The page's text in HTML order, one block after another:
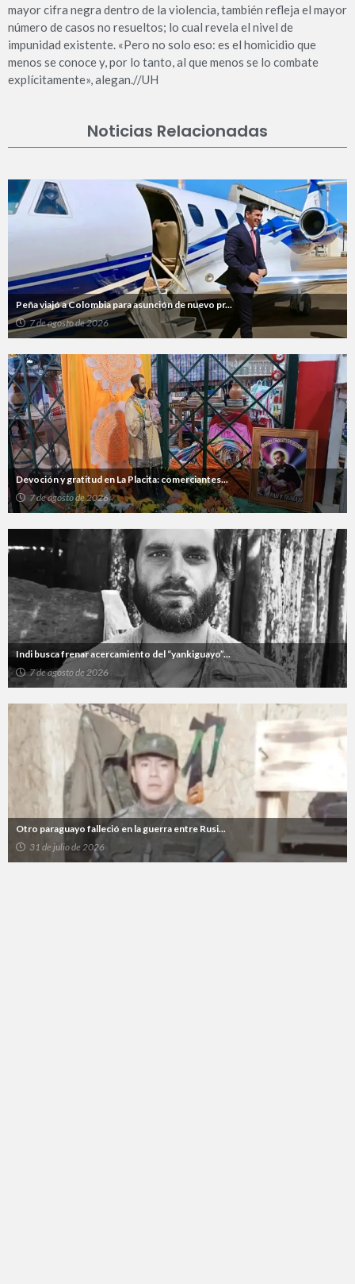
mayor cifra negra dentro de la violencia, también refleja el mayor
número de casos no resueltos; lo cual revela el nivel de
impunidad existente. «Pero no solo eso: es el homicidio que
menos se conoce y, por lo tanto, al que menos se lo combate
explícitamente», alegan.//UH
Noticias Relacionadas
Peña viajó a Colombia para asunción de nuevo pr...
7 de agosto de 2026
Devoción y gratitud en La Placita: comerciantes...
7 de agosto de 2026
Indi busca frenar acercamiento del “yankiguayo”...
7 de agosto de 2026
Otro paraguayo falleció en la guerra entre Rusi...
31 de julio de 2026